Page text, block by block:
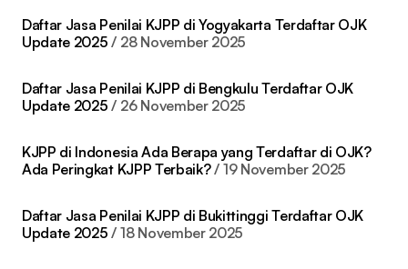
Daftar Jasa Penilai KJPP di Yogyakarta Terdaftar OJK
Update 2025
28 November 2025
Daftar Jasa Penilai KJPP di Bengkulu Terdaftar OJK
Update 2025
26 November 2025
KJPP di Indonesia Ada Berapa yang Terdaftar di OJK?
Ada Peringkat KJPP Terbaik?
19 November 2025
Daftar Jasa Penilai KJPP di Bukittinggi Terdaftar OJK
Update 2025
18 November 2025